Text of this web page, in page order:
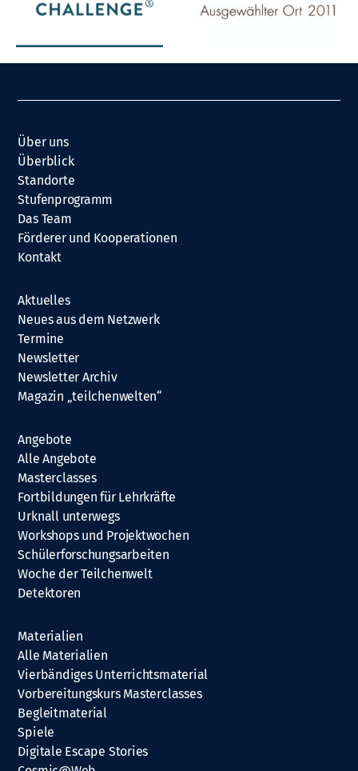
Über uns
Überblick
Standorte
Stufenprogramm
Das Team
Förderer und Kooperationen
Kontakt
Aktuelles
Neues aus dem Netzwerk
Termine
Newsletter
Newsletter Archiv
Magazin „teilchenwelten“
Angebote
Alle Angebote
Masterclasses
Fortbildungen für Lehrkräfte
Urknall unterwegs
Workshops und Projektwochen
Schülerforschungsarbeiten
Woche der Teilchenwelt
Detektoren
Materialien
Alle Materialien
Vierbändiges Unterrichtsmaterial
Vorbereitungskurs Masterclasses
Begleitmaterial
Spiele
Digitale Escape Stories